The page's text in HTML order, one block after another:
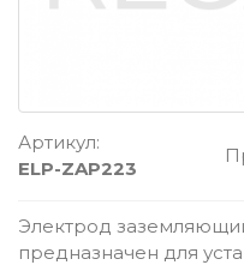
Артикул:
ELP-ZAP223
Электрод
предназначен для